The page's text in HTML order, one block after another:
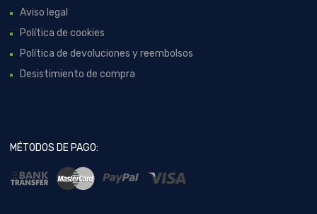
Aviso legal
Política de cookies
Política de devoluciones y reembolsos
Desistimiento de compra
MÉTODOS DE PAGO: